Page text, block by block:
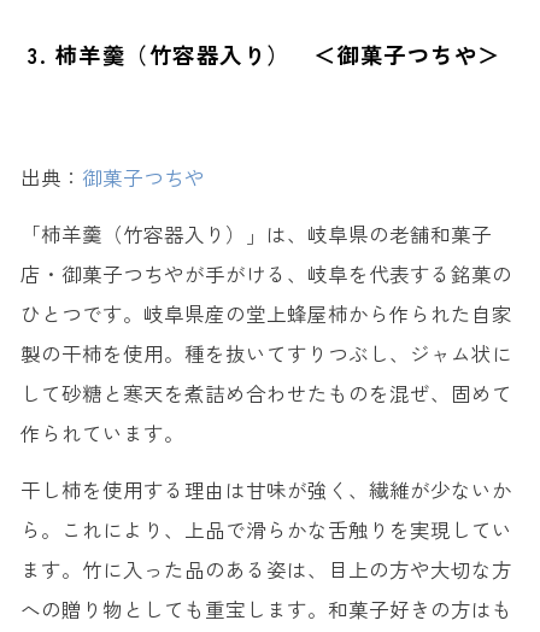
3. 柿羊羹（竹容器入り） ＜御菓子つちや＞
出典： 御菓子つちや
「柿羊羹（竹容器入り）」は、岐阜県の老舗和菓子
店・御菓子つちやが手がける、岐阜を代表する銘菓の
ひとつです。岐阜県産の堂上蜂屋柿から作られた自家
製の干柿を使用。種を抜いてすりつぶし、ジャム状に
して砂糖と寒天を煮詰め合わせたものを混ぜ、固めて
作られています。
干し柿を使用する理由は甘味が強く、繊維が少ないか
ら。これにより、上品で滑らかな舌触りを実現してい
ます。竹に入った品のある姿は、目上の方や大切な方
への贈り物としても重宝します。和菓子好きの方はも